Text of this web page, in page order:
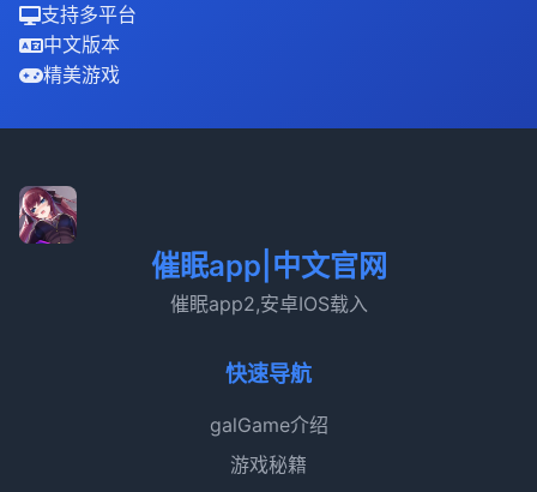
支持多平台
中文版本
精美游戏
催眠app|中文官网
催眠app2,安卓IOS载入
快速导航
galGame介绍
游戏秘籍